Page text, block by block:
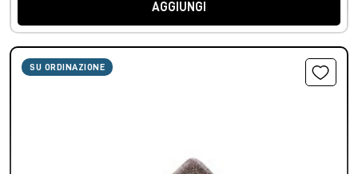
AGGIUNGI
SU ORDINAZIONE